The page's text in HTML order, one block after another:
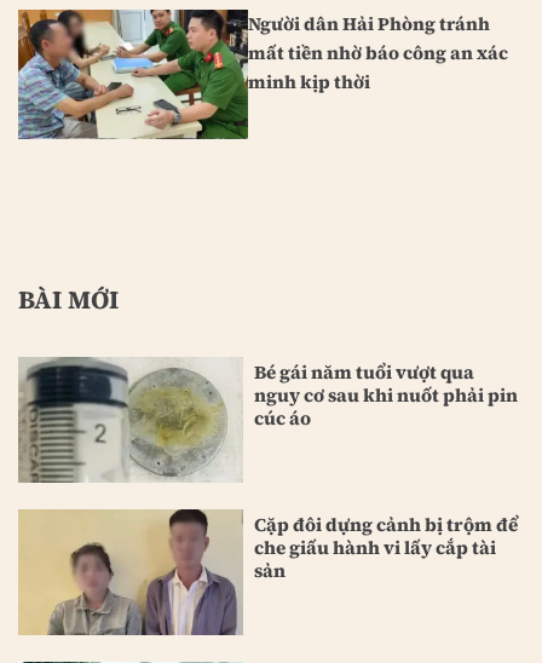
Người dân Hải Phòng tránh
mất tiền nhờ báo công an xác
minh kịp thời
BÀI MỚI
Bé gái năm tuổi vượt qua
nguy cơ sau khi nuốt phải pin
cúc áo
Cặp đôi dựng cảnh bị trộm để
che giấu hành vi lấy cắp tài
sản